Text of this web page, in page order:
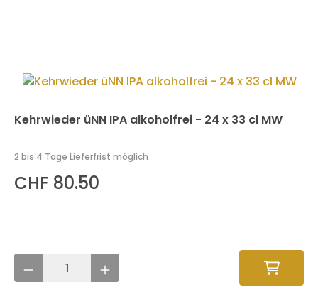
Kehrwieder üNN IPA alkoholfrei - 24 x 33 cl MW
2 bis 4 Tage Lieferfrist möglich
CHF 80.50